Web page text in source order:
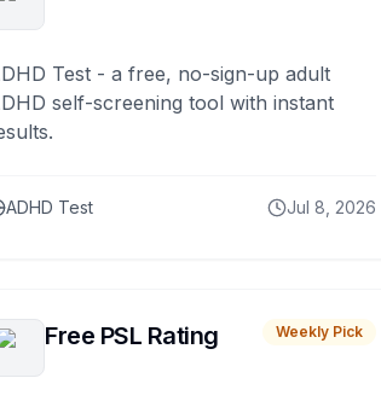
Test - a free, no-sign-up adult
self-screening tool with instant
ADHD Test Jul 8, 2026
Free PSL Rating Weekly Pick